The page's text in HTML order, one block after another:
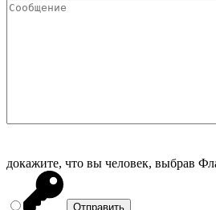
докажите, что вы человек, выбрав